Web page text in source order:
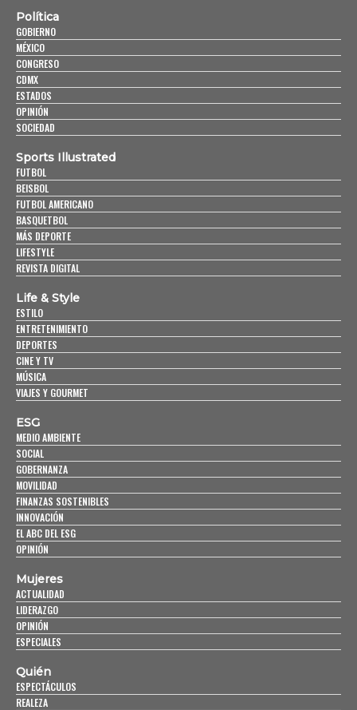
Política
GOBIERNO
MÉXICO
CONGRESO
CDMX
ESTADOS
OPINIÓN
SOCIEDAD
Sports Illustrated
FUTBOL
BEISBOL
FUTBOL AMERICANO
BASQUETBOL
MÁS DEPORTE
LIFESTYLE
REVISTA DIGITAL
Life & Style
ESTILO
ENTRETENIMIENTO
DEPORTES
CINE Y TV
MÚSICA
VIAJES Y GOURMET
ESG
MEDIO AMBIENTE
SOCIAL
GOBERNANZA
MOVILIDAD
FINANZAS SOSTENIBLES
INNOVACIÓN
EL ABC DEL ESG
OPINIÓN
Mujeres
ACTUALIDAD
LIDERAZGO
OPINIÓN
ESPECIALES
Quién
ESPECTÁCULOS
REALEZA